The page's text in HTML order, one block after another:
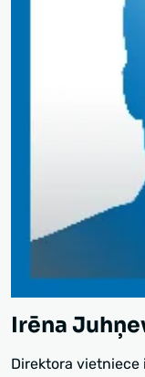
Irēna
Direktora vietniece